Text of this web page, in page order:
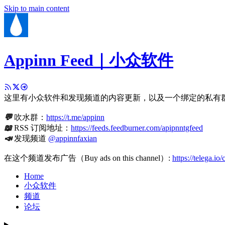
Skip to main content
Appinn Feed｜小众软件
这里有小众软件和发现频道的内容更新，以及一个绑定的私有
💬吹水群： https://t.me/appinn
📖RSS 订阅地址： https://feeds.feedburner.com/apipnntgfeed
📣发现频道 @appinnfaxian
在这个频道发布广告（Buy ads on this channel）: https://telega.io/
Home
小众软件
频道
论坛